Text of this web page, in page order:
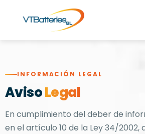
INFORMACIÓN LEGAL
AvisoLegal
En cumplimiento del deber de
en el artículo 10 de la Ley 34/2002,